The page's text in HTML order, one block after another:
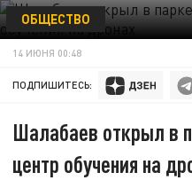
ОБЩЕСТВО
14 ИЮНЯ 00:48
ПОДПИШИТЕСЬ:
Шалабаев открыл в
центр обучения на